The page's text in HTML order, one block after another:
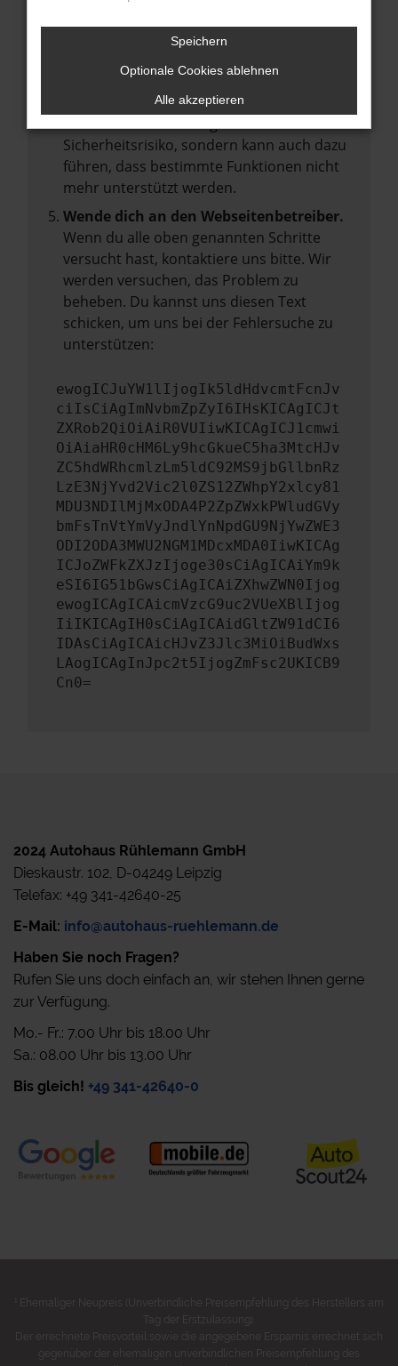
vorübergehende Probleme zu beheben.
Betriebssystem auf dem neuesten Stand
Veraltete Software birgt nicht nur ein
Sicherheitsrisiko, sondern kann auch dazu
führen, dass bestimmte Funktionen nicht
mehr unterstützt werden.
Wende dich an den Webseitenbetreiber.
Wenn du alle oben genannten Schritte
versucht hast, kontaktiere uns bitte. Wir
werden versuchen, das Problem zu
beheben. Du kannst uns diesen Text
schicken, um uns bei der Fehlersuche zu
unterstützen:
ewogICJuYW1lIjogIk5ldHdvcmtFcnJv
ciIsCiAgImNvbmZpZyI6IHsKICAgICJt
ZXRob2QiOiAiR0VUIiwKICAgICJ1cmwi
OiAiaHR0cHM6Ly9hcGkueC5ha3MtcHJv
ZC5hdWRhcmlzLm5ldC92MS9jbGllbnRz
LzE3NjYvd2Vic2l0ZS12ZWhpY2xlcy81
MDU3NDIlMjMxODA4P2ZpZWxkPWludGVy
bmFsTnVtYmVyJndlYnNpdGU9NjYwZWE3
ODI2ODA3MWU2NGM1MDcxMDA0IiwKICAg
ICJoZWFkZXJzIjoge30sCiAgICAiYm9k
eSI6IG51bGwsCiAgICAiZXhwZWN0Ijog
ewogICAgICAicmVzcG9uc2VUeXBlIjog
IiIKICAgIH0sCiAgICAidGltZW91dCI6
IDAsCiAgICAicHJvZ3Jlc3MiOiBudWxs
LAogICAgInJpc2t5IjogZmFsc2UKICB9
Cn0=
2024 Autohaus Rühlemann GmbH
Dieskaustr. 102, D-04249 Leipzig
Telefax: +49 341-42640-25
E-Mail: info@autohaus-ruehlemann.de
Haben Sie noch Fragen?
Rufen Sie uns doch einfach an, wir stehen Ihnen gerne
zur Verfügung.
Mo.- Fr.: 7.00 Uhr bis 18.00 Uhr
Sa.: 08.00 Uhr bis 13.00 Uhr
Bis gleich! +49 341-42640-0
Ehemaliger Neupreis (Unverbindliche Preisempfehlung des Herstellers am
Tag der Erstzulassung).
Der errechnete Preisvorteil sowie die angegebene Ersparnis errechnet sich
gegenüber der ehemaligen unverbindlichen Preisempfehlung des
Speichern
Optionale Cookies ablehnen
Alle akzeptieren